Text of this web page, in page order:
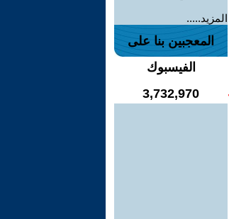
المزيد.....
المعجبين بنا على
الفيسبوك
3,732,970